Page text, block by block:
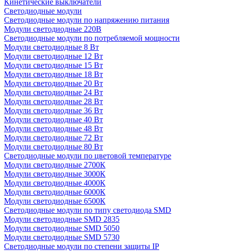
Кинетические выключатели
Светодиодные модули
Светодиодные модули по напряжению питания
Модули светодиодные 220В
Светодиодные модули по потребляемой мощности
Модули светодиодные 8 Вт
Модули светодиодные 12 Вт
Модули светодиодные 15 Вт
Модули светодиодные 18 Вт
Модули светодиодные 20 Вт
Модули светодиодные 24 Вт
Модули светодиодные 28 Вт
Модули светодиодные 36 Вт
Модули светодиодные 40 Вт
Модули светодиодные 48 Вт
Модули светодиодные 72 Вт
Модули светодиодные 80 Вт
Светодиодные модули по цветовой температуре
Модули светодиодные 2700К
Модули светодиодные 3000К
Модули светодиодные 4000К
Модули светодиодные 6000К
Модули светодиодные 6500К
Светодиодные модули по типу светодиода SMD
Модули светодиодные SMD 2835
Модули светодиодные SMD 5050
Модули светодиодные SMD 5730
Светодиодные модули по степени защиты IP